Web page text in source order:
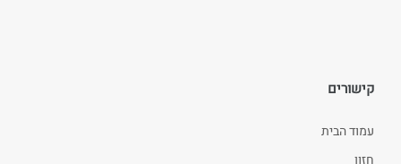
קישורים
עמוד הבית
חזון